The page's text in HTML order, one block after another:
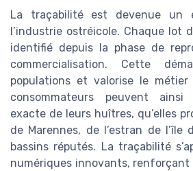
La traçabilité est devenue un
l’industrie ostréicole. Chaque lot
identifié depuis la phase de
commercialisation. Cette
populations et valorise le métier
consommateurs peuvent ainsi
exacte de leurs huîtres, qu’elles
de Marennes, de l’estran de l’île
bassins réputés. La traçabilité
numériques innovants, renforçant